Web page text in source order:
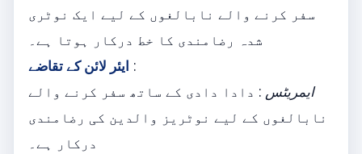
سفر کرنے والے نابالغوں کے لیے ایک نوٹری
شدہ رضامندی کا خط درکار ہوتا ہے۔
ایئر لائن کے تقاضے :
ایمریٹس : دادا دادی کے ساتھ سفر کرنے والے
نابالغوں کے لیے نوٹریز والدین کی رضامندی
درکار ہے۔